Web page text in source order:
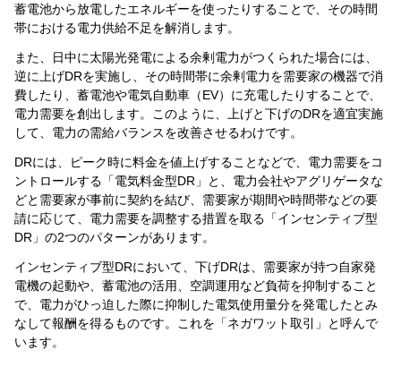
蓄電池から放電したエネルギーを使ったりすることで、その時間
帯における電力供給不足を解消します。
また、日中に太陽光発電による余剰電力がつくられた場合には、
逆に上げDRを実施し、その時間帯に余剰電力を需要家の機器で消
費したり、蓄電池や電気自動車（EV）に充電したりすることで、
電力需要を創出します。このように、上げと下げのDRを適宜実施
して、電力の需給バランスを改善させるわけです。
DRには、ピーク時に料金を値上げすることなどで、電力需要をコ
ントロールする「電気料金型DR」と、電力会社やアグリゲータな
どと需要家が事前に契約を結び、需要家が期間や時間帯などの要
請に応じて、電力需要を調整する措置を取る「インセンティブ型
DR」の2つのパターンがあります。
インセンティブ型DRにおいて、下げDRは、需要家が持つ自家発
電機の起動や、蓄電池の活用、空調運用など負荷を抑制すること
で、電力がひっ迫した際に抑制した電気使用量分を発電したとみ
なして報酬を得るものです。これを「ネガワット取引」と呼んで
います。